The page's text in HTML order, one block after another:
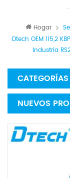
Hogar
Dtech OEM 115,2
Industria
CATEGORÍAS
NUEVOS